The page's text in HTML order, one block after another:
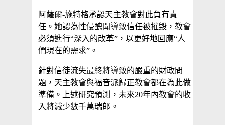
阿薩爾-施特格承認天主教會對此負有責
任。她認為性侵醜聞導致信任被摧毀，教會
必須進行“深入的改革”，以更好地回應“人
們現在的需求”。
針對信徒流失最終將導致的嚴重的財政問
題，天主教會與福音派歸正教會都在為此做
準備。上述研究預測，未來20年內教會的收
入將減少數千萬瑞郎。